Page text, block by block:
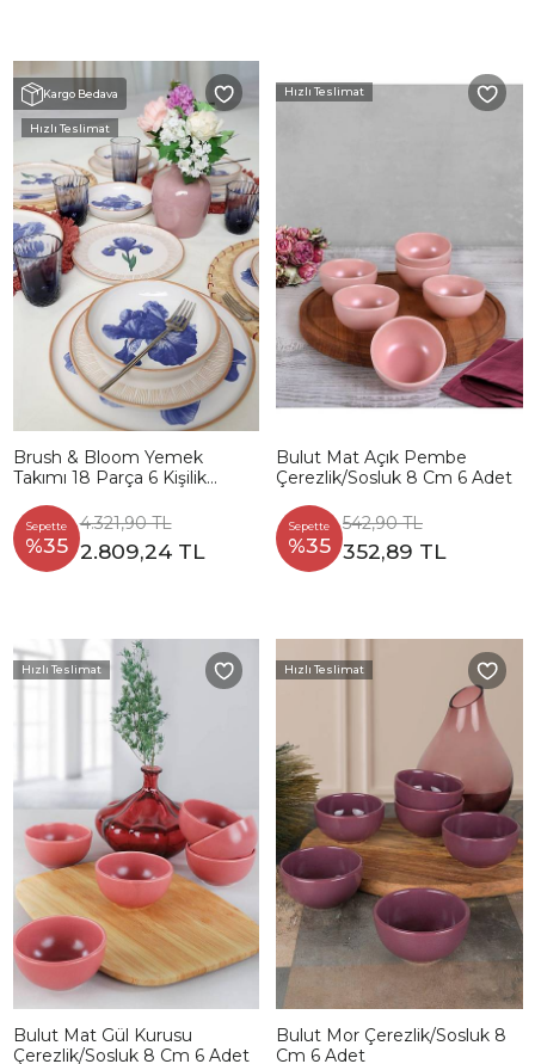
Kargo Bedava
Hızlı Teslimat
Brush & Bloom Yemek
Takımı 18 Parça 6 Kişilik
Sepette
%35
4.321,90 TL
2.809,24 TL
Hızlı Teslimat
Bulut Mat Açık Pembe
Çerezlik/Sosluk 8 Cm 6 Adet
Sepette
%35
542,90 TL
352,89 TL
Hızlı Teslimat
Bulut Mat Gül Kurusu
Çerezlik/Sosluk 8 Cm 6 Adet
Hızlı Teslimat
Bulut Mor Çerezlik/Sosluk 8
Cm 6 Adet